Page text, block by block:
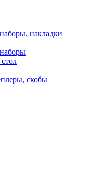
накладки
скобы